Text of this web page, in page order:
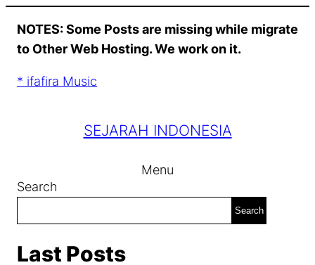
content
NOTES: Some Posts are missing while migrate
to Other Web Hosting. We work on it.
* ifafira Music
SEJARAH INDONESIA
Menu
Search
Search
Last Posts